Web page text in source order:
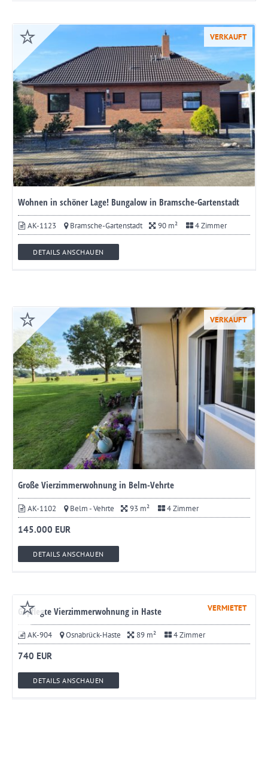
VERKAUFT
Wohnen in schöner Lage! Bungalow in Bramsche-Gartenstadt
AK-1123 Bramsche-Gartenstadt 90 m² 4 Zimmer
DETAILS ANSCHAUEN
VERKAUFT
Große Vierzimmerwohnung in Belm-Vehrte
AK-1102 Belm - Vehrte 93 m² 4 Zimmer
145.000 EUR
DETAILS ANSCHAUEN
VERMIETET
Gepflegte Vierzimmerwohnung in Haste
AK-904 Osnabrück-Haste 89 m² 4 Zimmer
740 EUR
DETAILS ANSCHAUEN